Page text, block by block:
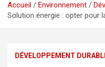
Accueil Environnement
Solution énergie : opter pour
DÉVELOPPEMENT